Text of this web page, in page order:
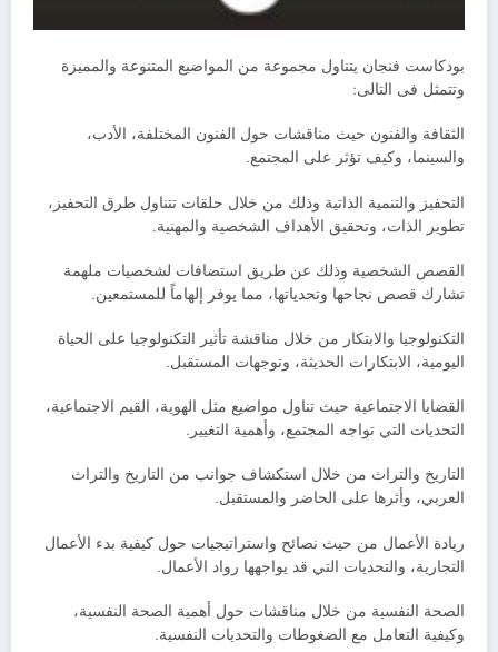
بودكاست فنجان يتناول مجموعة من المواضيع المتنوعة والمميزة
وتتمثل فى التالى:
الثقافة والفنون حيث مناقشات حول الفنون المختلفة، الأدب،
والسينما، وكيف تؤثر على المجتمع.
التحفيز والتنمية الذاتية وذلك من خلال حلقات تتناول طرق التحفيز،
تطوير الذات، وتحقيق الأهداف الشخصية والمهنية.
القصص الشخصية وذلك عن طريق استضافات لشخصيات ملهمة
تشارك قصص نجاحها وتحدياتها، مما يوفر إلهاماً للمستمعين.
التكنولوجيا والابتكار من خلال مناقشة تأثير التكنولوجيا على الحياة
اليومية، الابتكارات الحديثة، وتوجهات المستقبل.
القضايا الاجتماعية حيث تناول مواضيع مثل الهوية، القيم الاجتماعية،
التحديات التي تواجه المجتمع، وأهمية التغيير.
التاريخ والتراث من خلال استكشاف جوانب من التاريخ والتراث
العربي، وأثرها على الحاضر والمستقبل.
ريادة الأعمال من حيث نصائح واستراتيجيات حول كيفية بدء الأعمال
التجارية، والتحديات التي قد يواجهها رواد الأعمال.
الصحة النفسية من خلال مناقشات حول أهمية الصحة النفسية،
وكيفية التعامل مع الضغوطات والتحديات النفسية.